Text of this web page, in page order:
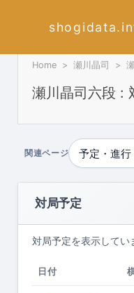
Home 瀬川晶司
瀬川晶司六段 :
関連ページ
対局予定
対局予定を表示してい
日付